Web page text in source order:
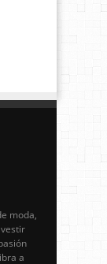
moda,
a